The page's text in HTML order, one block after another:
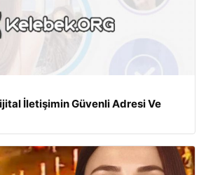
İletişimin Güvenli Adresi Ve